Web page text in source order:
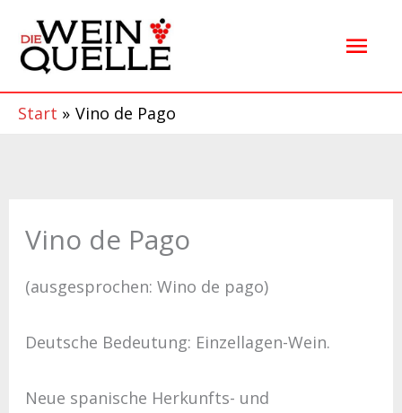
Inhalt
springen
Start Vino de Pago
Vino de Pago
(ausgesprochen: Wino de pago)
Deutsche Bedeutung: Einzellagen-Wein.
Neue spanische Herkunfts- und